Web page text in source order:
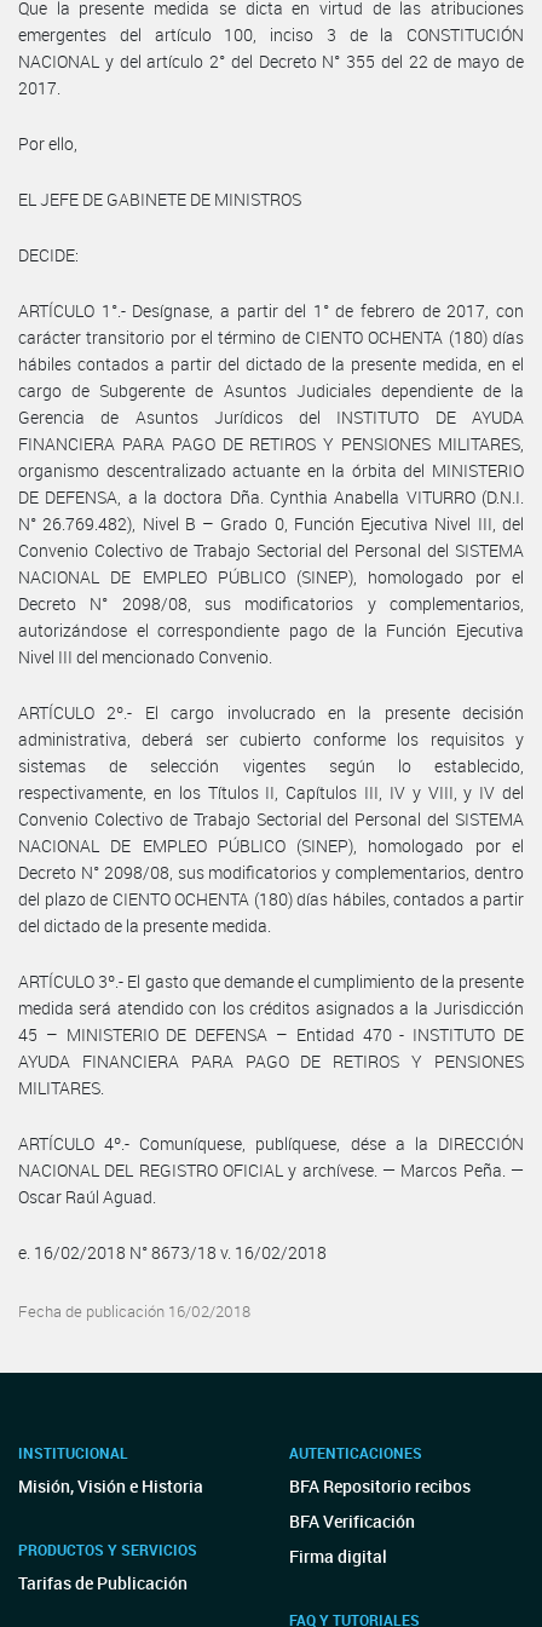
Que la presente medida se dicta en virtud de las atribuciones
emergentes del artículo 100, inciso 3 de la CONSTITUCIÓN
NACIONAL y del artículo 2° del Decreto N° 355 del 22 de mayo de
2017.
Por ello,
EL JEFE DE GABINETE DE MINISTROS
DECIDE:
ARTÍCULO 1°.- Desígnase, a partir del 1° de febrero de 2017, con
carácter transitorio por el término de CIENTO OCHENTA (180) días
hábiles contados a partir del dictado de la presente medida, en el
cargo de Subgerente de Asuntos Judiciales dependiente de la
Gerencia de Asuntos Jurídicos del INSTITUTO DE AYUDA
FINANCIERA PARA PAGO DE RETIROS Y PENSIONES MILITARES,
organismo descentralizado actuante en la órbita del MINISTERIO
DE DEFENSA, a la doctora Dña. Cynthia Anabella VITURRO (D.N.I.
N° 26.769.482), Nivel B – Grado 0, Función Ejecutiva Nivel III, del
Convenio Colectivo de Trabajo Sectorial del Personal del SISTEMA
NACIONAL DE EMPLEO PÚBLICO (SINEP), homologado por el
Decreto N° 2098/08, sus modificatorios y complementarios,
autorizándose el correspondiente pago de la Función Ejecutiva
Nivel III del mencionado Convenio.
ARTÍCULO 2º.- El cargo involucrado en la presente decisión
administrativa, deberá ser cubierto conforme los requisitos y
sistemas de selección vigentes según lo establecido,
respectivamente, en los Títulos II, Capítulos III, IV y VIII, y IV del
Convenio Colectivo de Trabajo Sectorial del Personal del SISTEMA
NACIONAL DE EMPLEO PÚBLICO (SINEP), homologado por el
Decreto N° 2098/08, sus modificatorios y complementarios, dentro
del plazo de CIENTO OCHENTA (180) días hábiles, contados a partir
del dictado de la presente medida.
ARTÍCULO 3º.- El gasto que demande el cumplimiento de la presente
medida será atendido con los créditos asignados a la Jurisdicción
45 – MINISTERIO DE DEFENSA – Entidad 470 - INSTITUTO DE
AYUDA FINANCIERA PARA PAGO DE RETIROS Y PENSIONES
MILITARES.
ARTÍCULO 4º.- Comuníquese, publíquese, dése a la DIRECCIÓN
NACIONAL DEL REGISTRO OFICIAL y archívese. — Marcos Peña. —
Oscar Raúl Aguad.
e. 16/02/2018 N° 8673/18 v. 16/02/2018
Fecha de publicación 16/02/2018
INSTITUCIONAL
Misión, Visión e Historia
PRODUCTOS Y SERVICIOS
Tarifas de Publicación
AUTENTICACIONES
BFA Repositorio recibos
BFA Verificación
Firma digital
FAQ Y TUTORIALES